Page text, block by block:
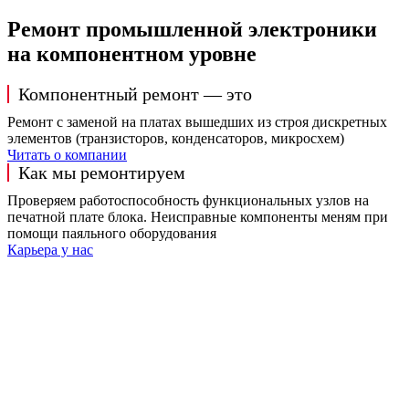
Ремонт промышленной электроники
на компонентном уровне
Компонентный ремонт — это
Ремонт с заменой на платах вышедших из строя дискретных
элементов (транзисторов, конденсаторов, микросхем)
Читать о компании
Как мы ремонтируем
Проверяем работоспособность функциональных узлов на
печатной плате блока. Неисправные компоненты меням при
помощи паяльного оборудования
Карьера у нас